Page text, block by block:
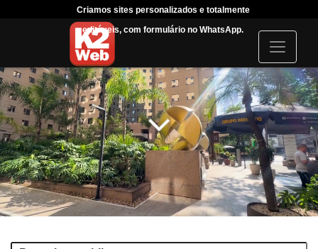
Criamos sites personalizados e totalmente
editáveis, com formulário no WhatsApp.
I
c
o
n